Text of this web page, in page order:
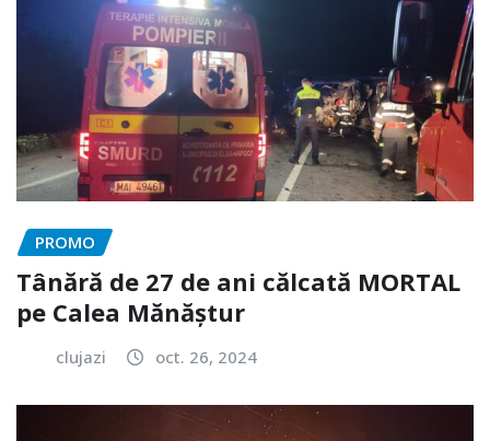
PROMO
Tânără de 27 de ani călcată MORTAL
pe Calea Mănăștur
clujazi oct. 26, 2024